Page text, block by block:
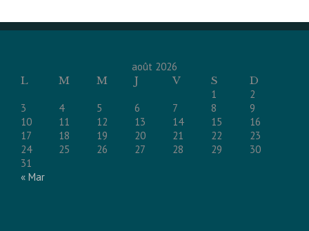
août 2026
L
M M J V S
D
1
2
3
4 5 6 7 8
9
10
11 12 13 14 15
16
17
18 19 20 21 22
23
24
25 26 27 28 29
30
31
« Mar